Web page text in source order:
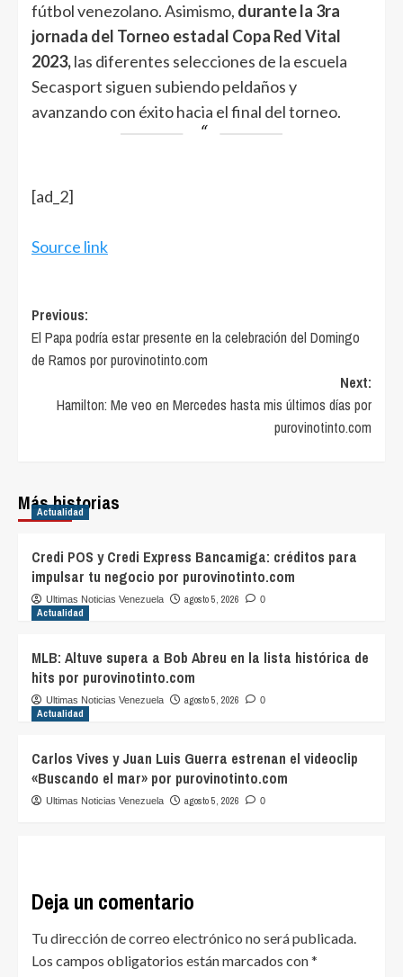
fútbol venezolano. Asimismo, durante la 3ra
jornada del Torneo estadal Copa Red Vital
2023,las diferentes selecciones de la escuela
Secasport siguen subiendo peldaños y
avanzando con éxito hacia el final del torneo.
[ad_2]
Source link
Post
navigation
Previous:
El Papa podría estar presente en la celebración del Domingo
de Ramos por purovinotinto.com
Next:
Hamilton: Me veo en Mercedes hasta mis últimos días por
purovinotinto.com
Más historias
Actualidad
Credi POS y Credi Express Bancamiga: créditos para
impulsar tu negocio por purovinotinto.com
Ultimas Noticias Venezuela agosto 5, 2026 0
Actualidad
MLB: Altuve supera a Bob Abreu en la lista histórica de
hits por purovinotinto.com
Ultimas Noticias Venezuela agosto 5, 2026 0
Actualidad
Carlos Vives y Juan Luis Guerra estrenan el videoclip
«Buscando el mar» por purovinotinto.com
Ultimas Noticias Venezuela agosto 5, 2026 0
Deja un comentario
Tu dirección de correo electrónico no será publicada.
Los campos obligatorios están marcados con*